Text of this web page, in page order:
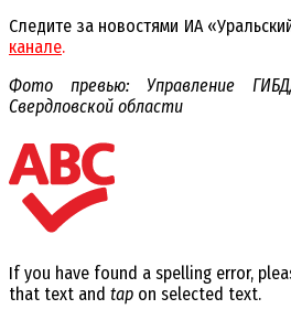
Следите за новостями ИА
канале.
Фото превью: Управление
Свердловской области
If you have found a spelling error,
that text and tap on selected text.